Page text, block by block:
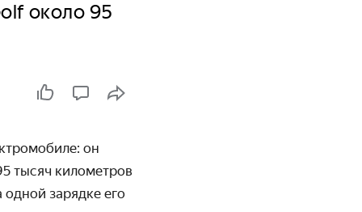
около 95
он
тысяч километров
зарядке его